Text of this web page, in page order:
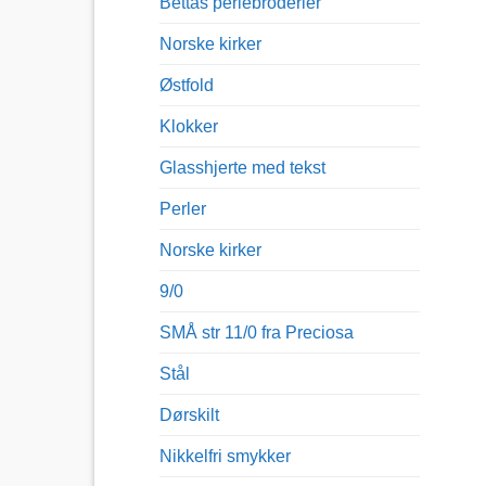
Norske kirker
Østfold
Klokker
Glasshjerte med tekst
Perler
Norske kirker
9/0
SMÅ str 11/0 fra Preciosa
Stål
Dørskilt
Nikkelfri smykker